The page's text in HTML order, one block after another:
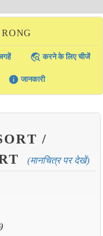
RONG
travel_explore करने के लिए चीजें
info जानकारी
/
(मानचित्र पर देखें)